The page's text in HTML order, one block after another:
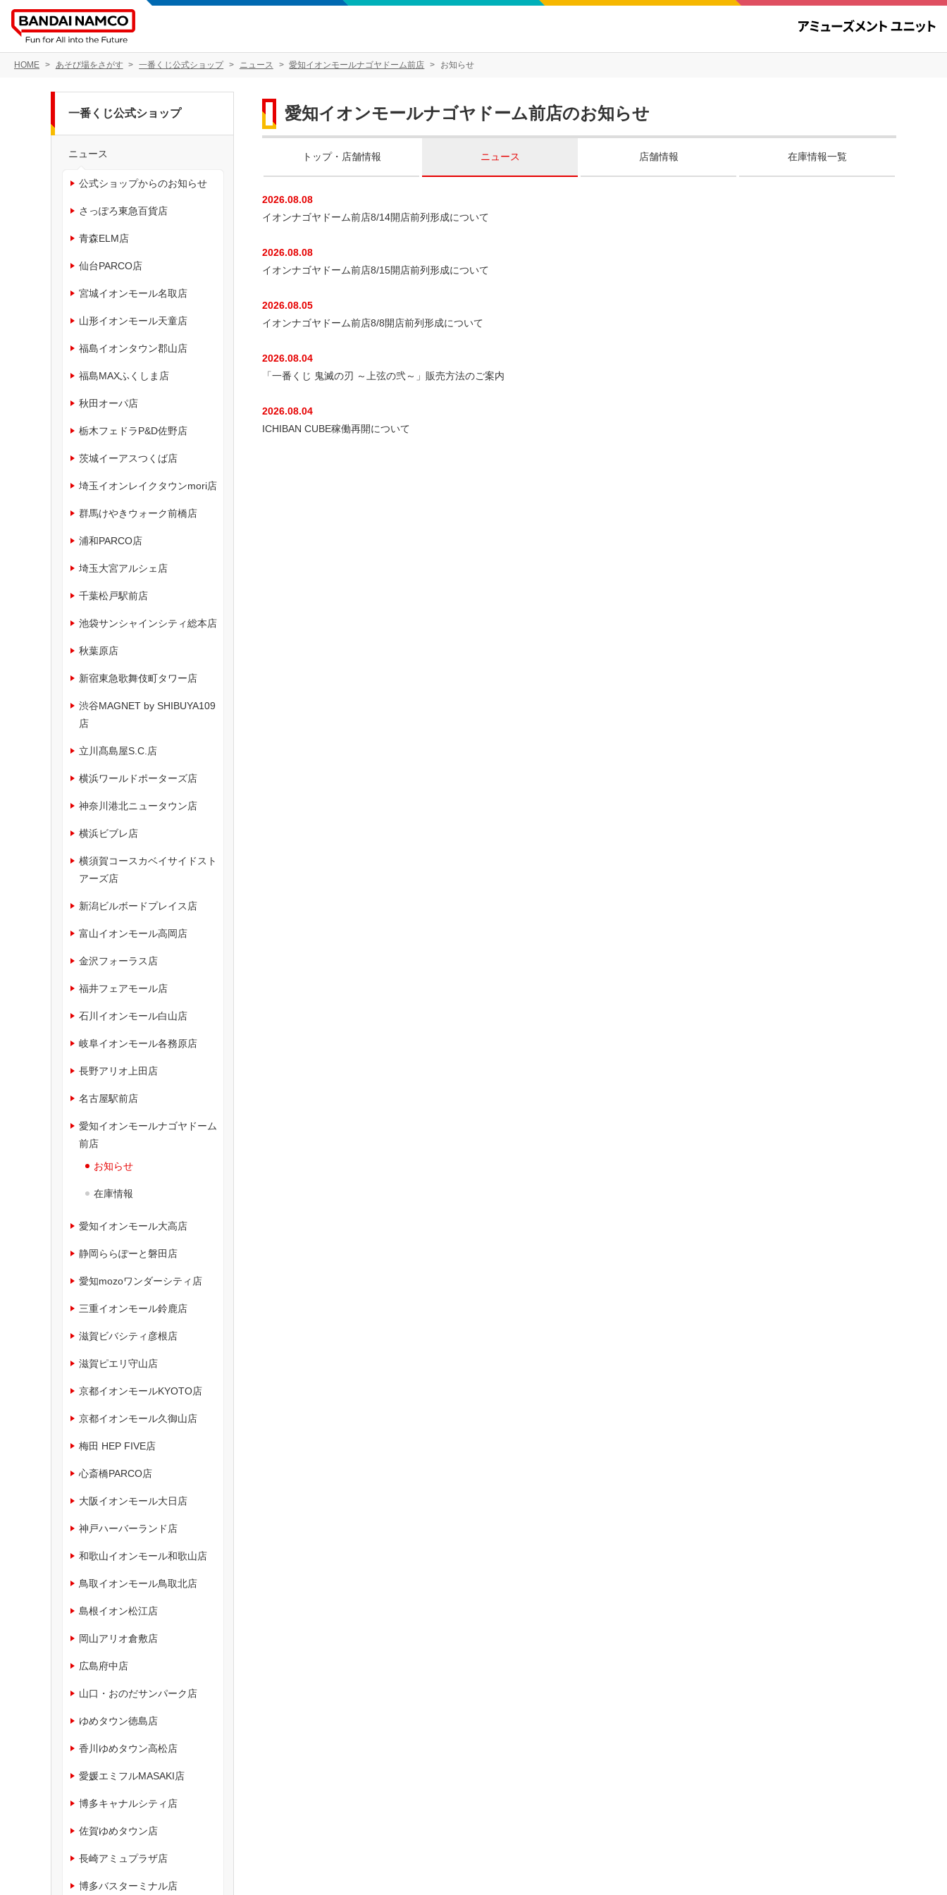
HOME あそび場をさがす 一番くじ公式ショップ ニュース 愛知イオンモールナゴヤドーム前店 お知らせ
愛知イオンモールナゴヤドーム前店のお知らせ
トップ・店舗情報 ニュース 店舗情報 在庫情報一覧
2026.08.08
イオンナゴヤドーム前店8/14開店前列形成について
2026.08.08
イオンナゴヤドーム前店8/15開店前列形成について
2026.08.05
イオンナゴヤドーム前店8/8開店前列形成について
2026.08.04
「一番くじ 鬼滅の刃 ～上弦の弐～」販売方法のご案内
2026.08.04
ICHIBAN CUBE稼働再開について
一番くじ公式ショップ
ニュース
公式ショップからのお知らせ
さっぽろ東急百貨店
青森ELM店
仙台PARCO店
宮城イオンモール名取店
山形イオンモール天童店
福島イオンタウン郡山店
福島MAXふくしま店
秋田オーパ店
栃木フェドラP&D佐野店
茨城イーアスつくば店
埼玉イオンレイクタウンmori店
群馬けやきウォーク前橋店
浦和PARCO店
埼玉大宮アルシェ店
千葉松戸駅前店
池袋サンシャインシティ総本店
秋葉原店
新宿東急歌舞伎町タワー店
渋谷MAGNET by SHIBUYA109
店
立川髙島屋S.C.店
横浜ワールドポーターズ店
神奈川港北ニュータウン店
横浜ビブレ店
横須賀コースカベイサイドスト
アーズ店
新潟ビルボードプレイス店
富山イオンモール高岡店
金沢フォーラス店
福井フェアモール店
石川イオンモール白山店
岐阜イオンモール各務原店
長野アリオ上田店
名古屋駅前店
愛知イオンモールナゴヤドーム
前店
お知らせ
在庫情報
愛知イオンモール大高店
静岡ららぽーと磐田店
愛知mozoワンダーシティ店
三重イオンモール鈴鹿店
滋賀ビバシティ彦根店
滋賀ピエリ守山店
京都イオンモールKYOTO店
京都イオンモール久御山店
梅田 HEP FIVE店
心斎橋PARCO店
大阪イオンモール大日店
神戸ハーバーランド店
和歌山イオンモール和歌山店
鳥取イオンモール鳥取北店
島根イオン松江店
岡山アリオ倉敷店
広島府中店
山口・おのだサンパーク店
ゆめタウン徳島店
香川ゆめタウン高松店
愛媛エミフルMASAKI店
博多キャナルシティ店
佐賀ゆめタウン店
長崎アミュプラザ店
博多バスターミナル店